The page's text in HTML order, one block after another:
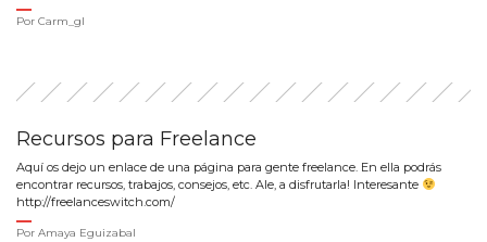
Por Carm_gl
Recursos para Freelance
Aquí os dejo un enlace de una página para gente freelance. En ella podrás
encontrar recursos, trabajos, consejos, etc. Ale, a disfrutarla! Interesante
http://freelanceswitch.com/
Por Amaya Eguizabal